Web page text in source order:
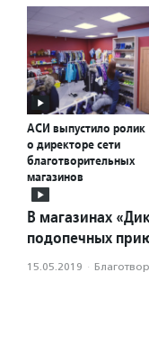
АСИ выпустило ролик
о директоре сети
благотворительных
магазинов
В магазинах
подопечных
15.05.2019 ·